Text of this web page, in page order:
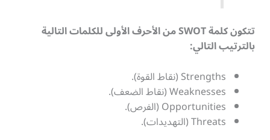
تتكون كلمةSWOT من الأحرف الأولى للكلمات التالية
بالترتيب التالي:
Strengths (نقاط القوة).
Weaknesses (نقاط الضعف).
Opportunities (الفرص).
Threats (التهديدات).